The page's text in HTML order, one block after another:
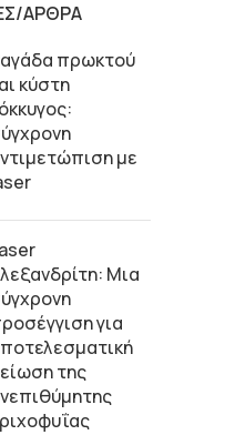
ΑΡΘΡΑ
πρωκτού
κύστη
με
Μια
για
της